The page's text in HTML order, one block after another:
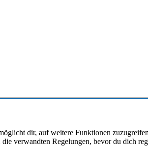
dir, auf weitere Funktionen
verwandten Regelungen, bevor du dich